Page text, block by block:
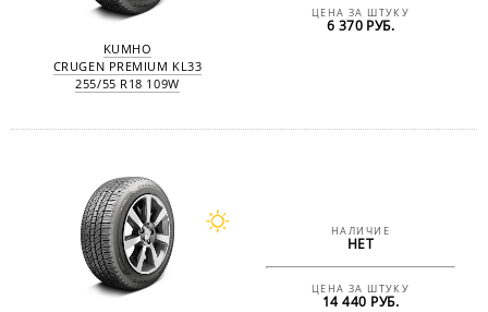
KUMHO
CRUGEN PREMIUM KL33
255/55 R18 109W
ЦЕНА ЗА ШТУКУ
6 370 РУБ.
НАЛИЧИЕ
НЕТ
ЦЕНА ЗА ШТУКУ
14 440 РУБ.